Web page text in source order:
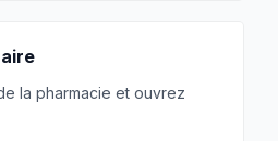
la pharmacie et ouvrez